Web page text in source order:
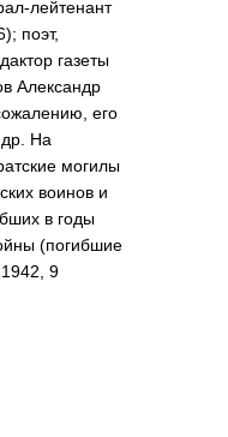
лейтенант
поэт,
газеты
Александр
его
На
могилы
воинов и
в годы
(погибшие
9